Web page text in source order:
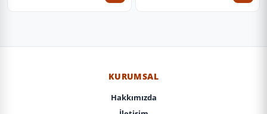
KURUMSAL
Hakkımızda